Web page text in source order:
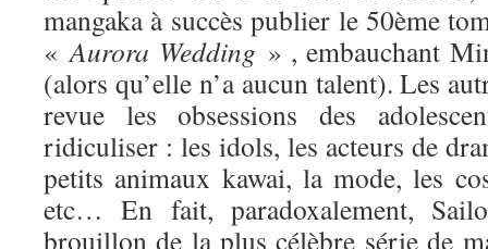
mangaka à succès publier le 50ème
«Aurora Wedding » , embauchant
(alors qu’elle n’a aucun talent). Les
revue les obsessions des
ridiculiser : les idols, les acteurs de
petits animaux kawai, la mode, les
etc… En fait, paradoxalement,
brouillon de la plus célèbre série de